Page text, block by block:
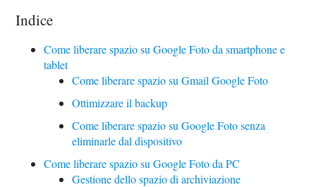
Indice
Come liberare spazio su Google Foto da smartphone e
tablet
Come liberare spazio su Gmail Google Foto
Ottimizzare il backup
Come liberare spazio su Google Foto senza
eliminarle dal dispositivo
Come liberare spazio su Google Foto da PC
Gestione dello spazio di archiviazione